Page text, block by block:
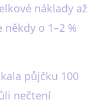
náklady až
někdy o 1–2 %
půjčku 100
nečtení